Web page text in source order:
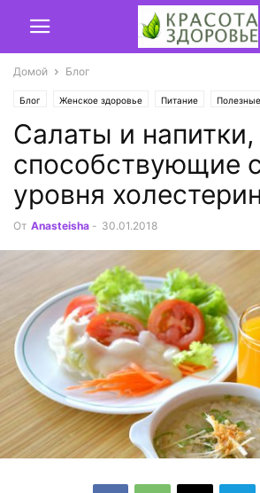
Домой Блог
Блог Женское здоровье Питание
Cалаты и напитки,
способствующие
уровня
От Anasteisha - 30.01.2018